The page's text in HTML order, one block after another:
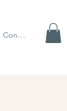
Connexion